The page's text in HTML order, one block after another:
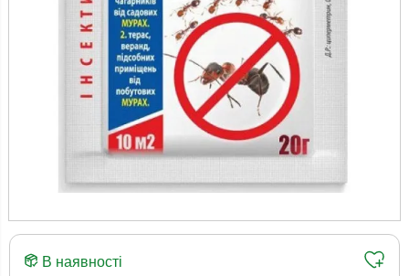
В наявності